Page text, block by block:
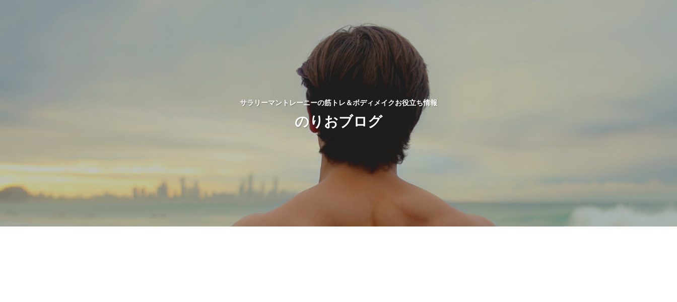
サラリーマントレーニーの筋トレ＆ボディメイクお役立ち情報
のりおブログ